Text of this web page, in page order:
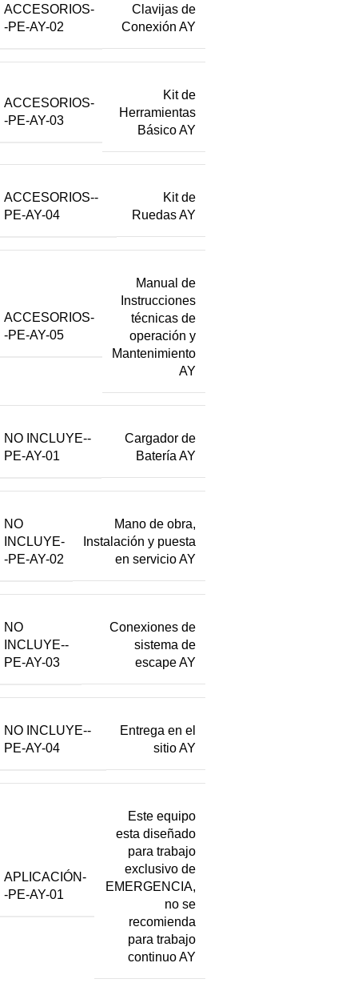
ACCESORIOS-
-PE-AY-02
Clavijas de
Conexión AY
ACCESORIOS-
-PE-AY-03
Kit de
Herramientas
Básico AY
ACCESORIOS--
PE-AY-04
Kit de
Ruedas AY
ACCESORIOS-
-PE-AY-05
Manual de
Instrucciones
técnicas de
operación y
Mantenimiento
AY
NO INCLUYE--
PE-AY-01
Cargador de
Batería AY
NO
INCLUYE-
-PE-AY-02
Mano de obra,
Instalación y puesta
en servicio AY
NO
INCLUYE--
PE-AY-03
Conexiones de
sistema de
escape AY
NO INCLUYE--
PE-AY-04
Entrega en el
sitio AY
APLICACIÓN-
-PE-AY-01
Este equipo
esta diseñado
para trabajo
exclusivo de
EMERGENCIA,
no se
recomienda
para trabajo
continuo AY